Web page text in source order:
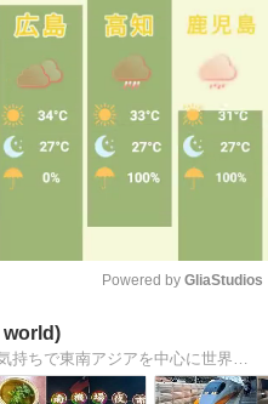
Powered by GliaStudios
暮らすように旅をする、そんな気持ちで東南アジアを中心に世界各国、日本各地をスナップ写真を撮りながらぶらーり散歩しています。